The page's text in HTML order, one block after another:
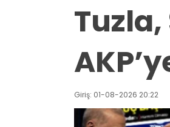
Giriş: 01-08-2026 20:22